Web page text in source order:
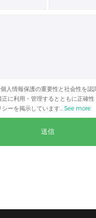
人情報保護の重要性と社会性を認
に利用・管理するとともに正確
ーを掲示しています...
See more